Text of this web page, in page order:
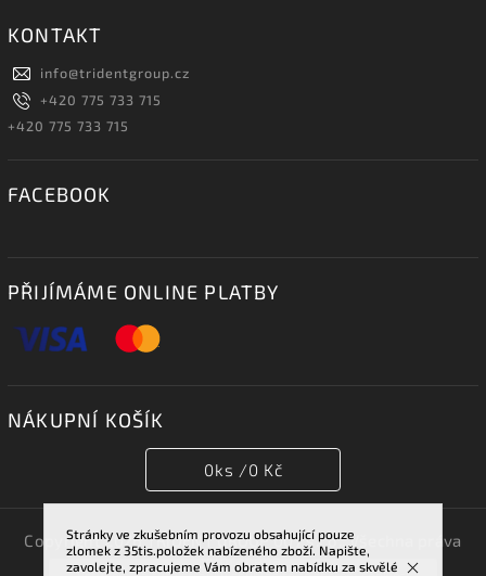
Stránky ve zkušebním provozu obsahující pouze
zlomek z 35tis.položek nabízeného zboží. Napište,
zavolejte, zpracujeme Vám obratem nabídku za skvělé
KONTAKT
info@tridentgroup.cz
+420 775 733 715
+420 775 733 715
FACEBOOK
PŘIJÍMÁME ONLINE PLATBY
NÁKUPNÍ KOŠÍK
0ks /0 Kč
Copyright 2026TRIDENT GROUP 007 s.r.o.. Všechna práva
vyhrazena.